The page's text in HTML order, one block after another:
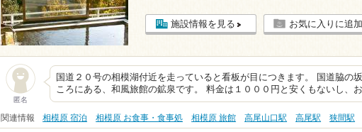
施設情報を見る お気に入りに追加
匿名
国道２０号の相模湖付近を走っていると看板が目につきます。 国道脇の
ころにある、和風旅館の鉱泉です。 料金は１０００円と安くもないし、
関連情報 相模原 宿泊 相模原 お食事・食事処 相模原 旅館 高尾山口駅 高尾駅 狭間駅